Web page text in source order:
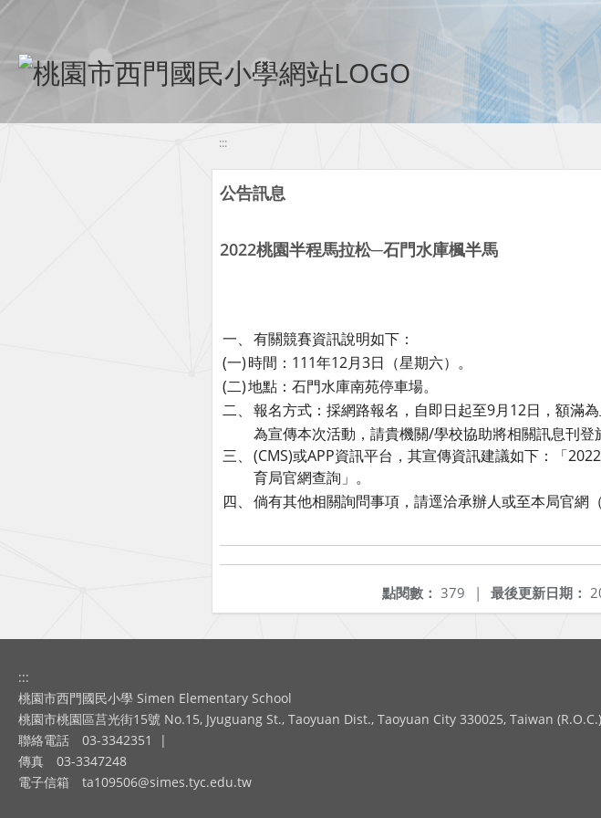
移至網頁之主要內容區位置
:::
公告訊息
2022桃園半程馬拉松─石門水庫楓半馬
一、 有關競賽資訊說明如下：
(一)時間：111年12月3日（星期六）。
(二)地點：石門水庫南苑停車場。
二、 報名方式：採網路報名，自即日起至9月12日，額
三、
為宣傳本次活動，請貴機關/學校協助將相關訊息刊
(CMS)或APP資訊平台，其宣傳資訊建議如下：「
育局官網查詢」。
四、 倘有其他相關詢問事項，請逕洽承辦人或至本局官
最後更新日期：
點閱數： 379 |
:::
桃園市西門國民小學 Simen Elementary School
桃園市桃園區莒光街15號 No.15, Jyuguang St., Taoyuan Dist., Taoyuan City 330025, Taiwan (R.O.C.)
聯絡電話
03-3342351
|
傳真
03-3347248
電子信箱
ta109506@simes.tyc.edu.tw